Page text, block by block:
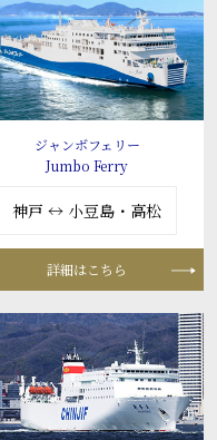
ジャンボフェリー
Jumbo Ferry
神戸 ↔ 小豆島・高松
詳細はこちら